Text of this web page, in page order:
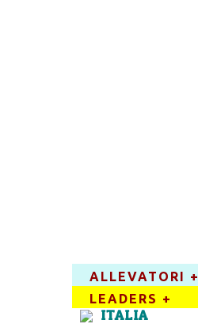
ALLEVATORI +
LEADERS +
ITALIA